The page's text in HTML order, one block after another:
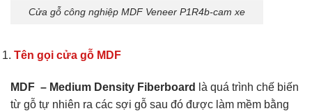
Cửa gỗ công nghiệp MDF Veneer P1R4b-cam xe
Tên gọi cửa gỗ MDF
MDF – Medium Density Fiberboard
là quá trình chế biến
từ gỗ tự nhiên ra các sợi gỗ sau đó được làm mềm bằng